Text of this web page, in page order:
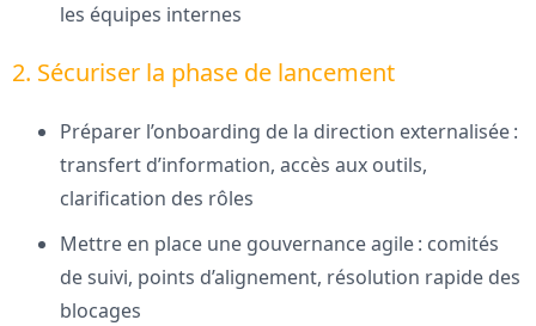
les équipes internes
2. Sécuriser la phase de lancement
Préparer l’onboarding de la direction externalisée :
transfert d’information, accès aux outils,
clarification des rôles
Mettre en place une gouvernance agile : comités
de suivi, points d’alignement, résolution rapide des
blocages